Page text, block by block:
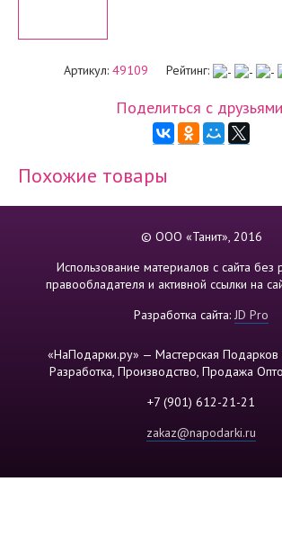
Артикул: 49109 Рейтинг:
Поделиться с
Похожие товары
© ООО «Танит», 2016
Использование материалов с сайта без
правообладателя и активной ссылки на
Разработка сайта: JD Pro
«НаПодарки.ру» — Мастерская Подарков
Разработка, Производство, Продажа
+7 (901) 612-21-21
zakaz@napodarki.ru